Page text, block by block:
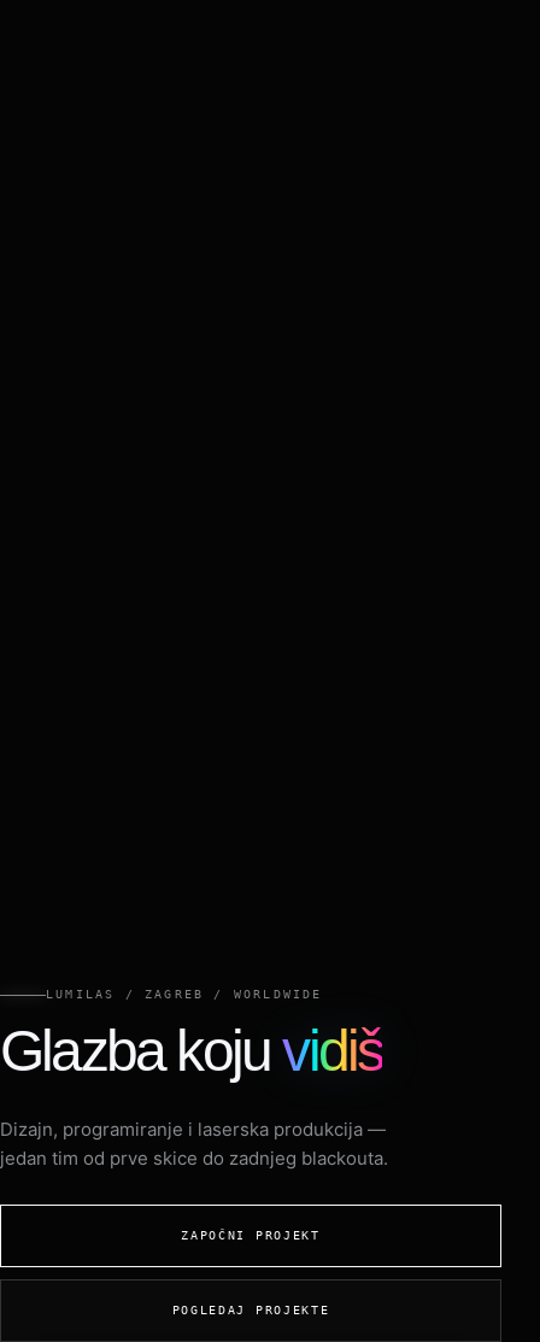
LUMILAS / ZAGREB / WORLDWIDE
Glazba kojuvidiš
Dizajn, programiranje i laserska produkcija —
jedan tim od prve skice do zadnjeg blackouta.
ZAPOČNI PROJEKT
POGLEDAJ PROJEKTE